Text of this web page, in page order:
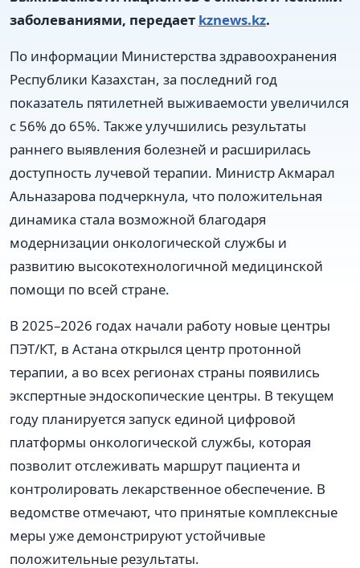
заболеваниями, передает kznews.kz.
По информации Министерства здравоохранения
Республики Казахстан, за последний год
показатель пятилетней выживаемости увеличился
с 56% до 65%. Также улучшились результаты
раннего выявления болезней и расширилась
доступность лучевой терапии. Министр Акмарал
Альназарова подчеркнула, что положительная
динамика стала возможной благодаря
модернизации онкологической службы и
развитию высокотехнологичной медицинской
помощи по всей стране.
В 2025–2026 годах начали работу новые центры
ПЭТ/КТ, в Астана открылся центр протонной
терапии, а во всех регионах страны появились
экспертные эндоскопические центры. В текущем
году планируется запуск единой цифровой
платформы онкологической службы, которая
позволит отслеживать маршрут пациента и
контролировать лекарственное обеспечение. В
ведомстве отмечают, что принятые комплексные
меры уже демонстрируют устойчивые
положительные результаты.